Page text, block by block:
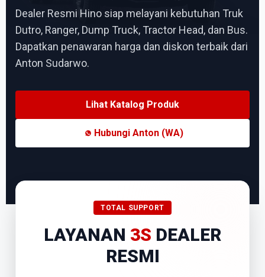
Dealer Resmi Hino siap melayani kebutuhan Truk
Dutro, Ranger, Dump Truck, Tractor Head, dan Bus.
Dapatkan penawaran harga dan diskon terbaik dari
Anton Sudarwo.
Lihat Katalog Produk
Hubungi Anton (WA)
TOTAL SUPPORT
LAYANAN 3S DEALER
RESMI